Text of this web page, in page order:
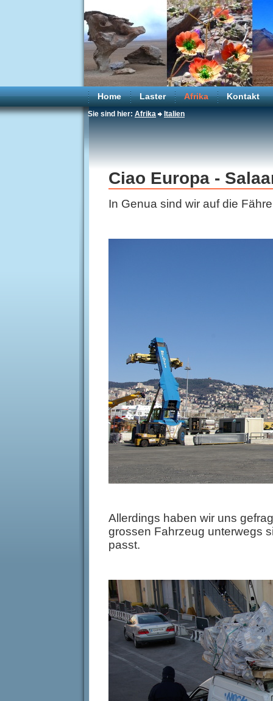
Home Laster Afrika Kontakt
Sie sind hier: Afrika Italien
Ciao Europa -
In Genua sind wir auf die
Allerdings haben wir uns
grossen Fahrzeug unterwegs
passt.